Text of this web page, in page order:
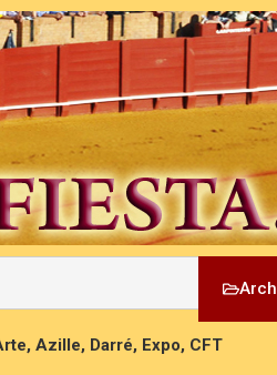
Azille, Darré, Expo, CFT